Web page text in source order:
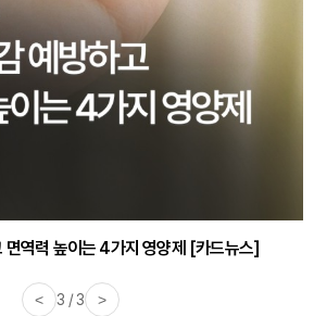
에 먹기 좋은 과일 4가지 [카드뉴스]
면역력 높이는 4가지 영양제 [카드뉴스]
< 3 / 3 >